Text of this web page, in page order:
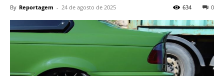
By Reportagem - 24 de agosto de 2025 0
634